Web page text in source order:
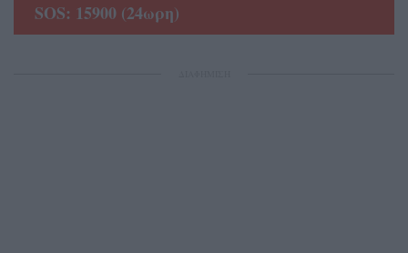
SOS: 15900 (24ωρη)